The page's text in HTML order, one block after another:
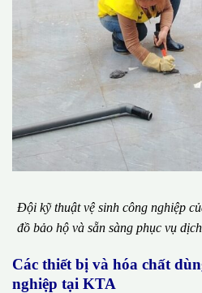
Đội kỹ thuật vệ sinh công nghiệp
đồ bảo hộ và sẵn sàng phục vụ
Các thiết bị và hóa chất
nghiệp tại KTA